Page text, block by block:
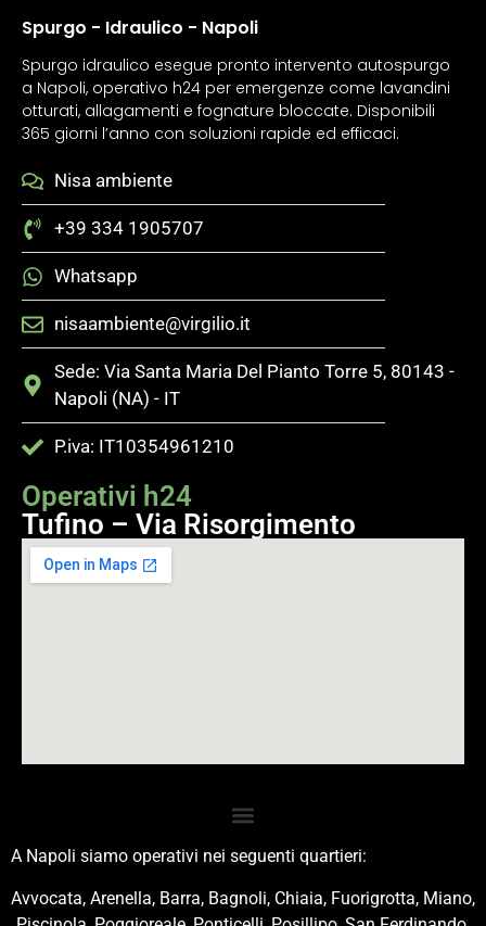
Spurgo - Idraulico - Napoli
Spurgo idraulico esegue pronto intervento autospurgo
a Napoli, operativo h24 per emergenze come lavandini
otturati, allagamenti e fognature bloccate. Disponibili
365 giorni l’anno con soluzioni rapide ed efficaci.
Nisa ambiente
+39 334 1905707
Whatsapp
nisaambiente@virgilio.it
Sede: Via Santa Maria Del Pianto Torre 5, 80143 -
Napoli (NA) - IT
P.iva: IT10354961210
Operativi h24
Tufino – Via Risorgimento
A Napoli siamo operativi nei seguenti quartieri:
Avvocata, Arenella, Barra, Bagnoli, Chiaia, Fuorigrotta, Miano,